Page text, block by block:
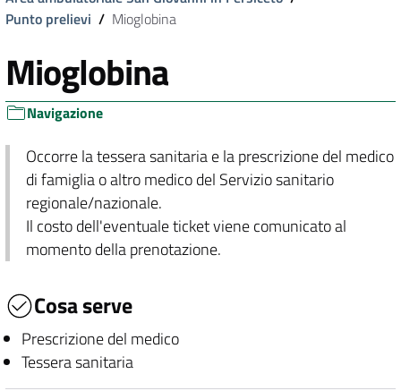
Punto prelievi / Mioglobina
Mioglobina
Navigazione
Occorre la tessera sanitaria e la prescrizione del medico
di famiglia o altro medico del Servizio sanitario
regionale/nazionale.
Il costo dell'eventuale ticket viene comunicato al
momento della prenotazione.
Cosa serve
Prescrizione del medico
Tessera sanitaria